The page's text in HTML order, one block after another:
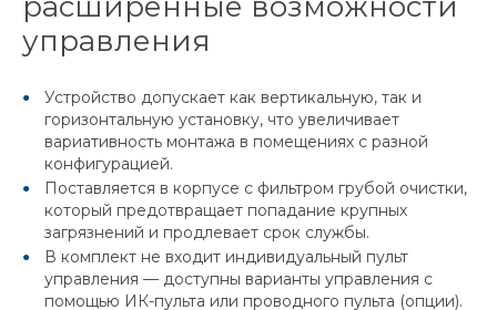
управления
Устройство допускает как вертикальную, так и
горизонтальную установку, что увеличивает
вариативность монтажа в помещениях с разной
конфигурацией.
Поставляется в корпусе с фильтром грубой очистки,
который предотвращает попадание крупных
загрязнений и продлевает срок службы.
В комплект не входит индивидуальный пульт
управления — доступны варианты управления с
помощью ИК-пульта или проводного пульта (опции).